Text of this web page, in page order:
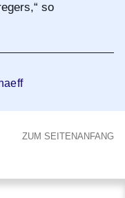
so
ZUM SEITENANFANG